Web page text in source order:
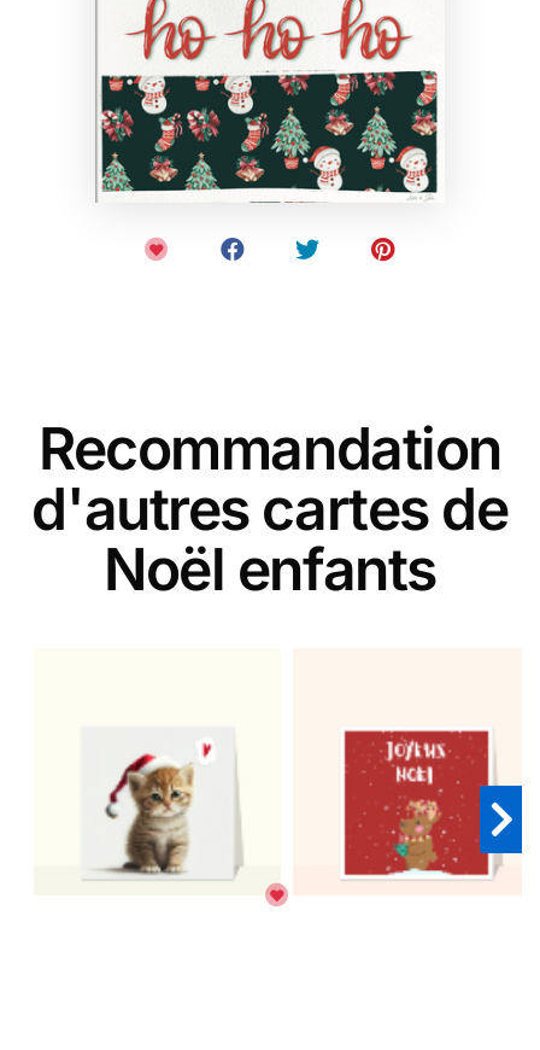
Recommandation
d'autres cartes de
Noël enfants